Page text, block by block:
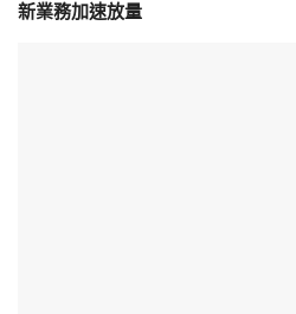
新業務加速放量